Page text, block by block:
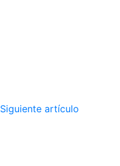
Siguiente artículo